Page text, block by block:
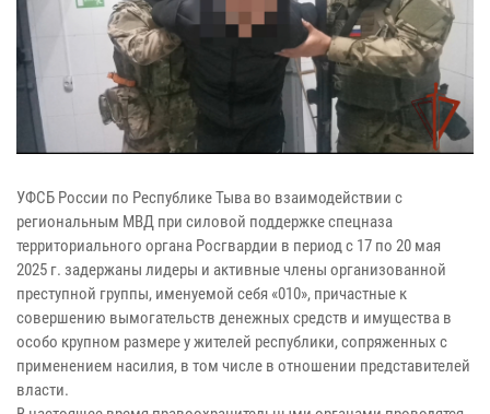
УФСБ России по Республике Тыва во взаимодействии с
региональным МВД при силовой поддержке спецназа
территориального органа Росгвардии в период с 17 по 20 мая
2025 г. задержаны лидеры и активные члены организованной
преступной группы, именуемой себя «010», причастные к
совершению вымогательств денежных средств и имущества в
особо крупном размере у жителей республики, сопряженных с
применением насилия, в том числе в отношении представителей
власти.